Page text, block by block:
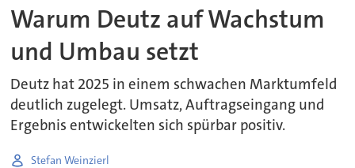
Warum Deutz auf Wachstum
und Umbau setzt
Deutz hat 2025 in einem schwachen Marktumfeld
deutlich zugelegt. Umsatz, Auftragseingang und
Ergebnis entwickelten sich spürbar positiv.
Stefan Weinzierl